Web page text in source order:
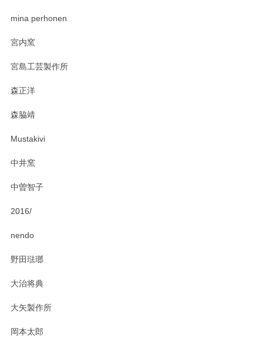
おかけしました。 ありがとうございます。
mina perhonen
宮内窯
宮島工芸製作所
森正洋
森脇靖
Mustakivi
中井窯
中曽智子
2016/
nendo
野田琺瑯
大治将典
大矢製作所
岡本太郎